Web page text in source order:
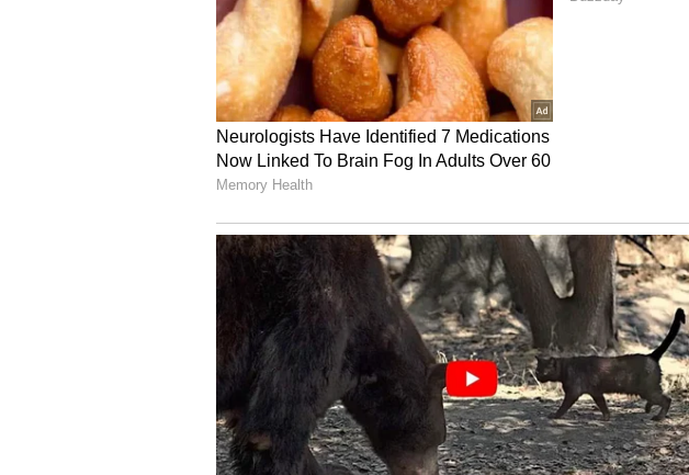
Image Credit : Asianet News
దర్యాప్తులో బయటపడిన షాకింగ్ నిజాలు
తండ్రి ఫిర్యాదు మేరకు పోలీసులు కేసును మళ్లీ పరిశీలించారు.
తేలింది. వెన్నెల గొంతు నులిమి హత్య చేసినట్లు ఆధారాలు